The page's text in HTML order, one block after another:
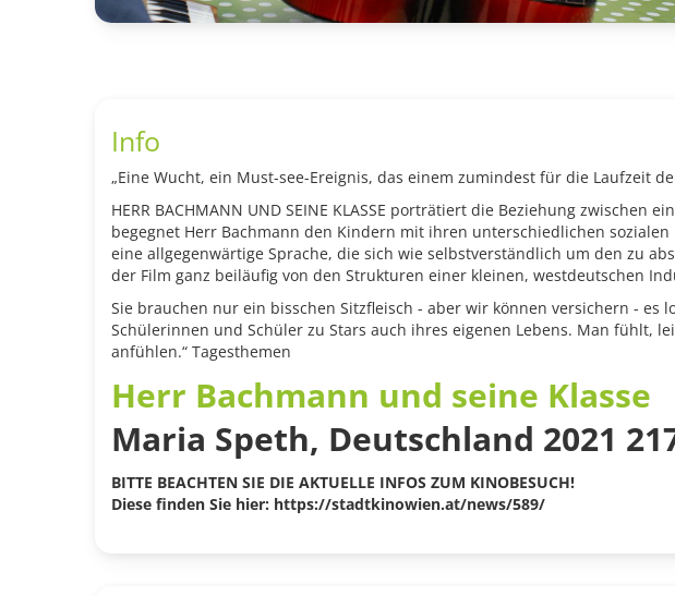
Info
„Eine Wucht, ein Must-see-Ereignis, das einem zumindest für die Laufzeit
HERR BACHMANN UND SEINE KLASSE porträtiert die Beziehung
begegnet Herr Bachmann den Kindern mit ihren unterschiedlichen
eine allgegenwärtige Sprache, die sich wie selbstverständlich um den zu
der Film ganz beiläufig von den Strukturen einer kleinen, westdeutschen
Sie brauchen nur ein bisschen Sitzfleisch - aber wir können versichern - es
Schülerinnen und Schüler zu Stars auch ihres eigenen Lebens. Man fühlt,
anfühlen.“ Tagesthemen
Herr Bachmann und seine Klasse
Maria Speth, Deutschland 2021
BITTE BEACHTEN SIE DIE AKTUELLE INFOS ZUM KINOBESUCH!
Diese finden Sie hier: https://stadtkinowien.at/news/589/